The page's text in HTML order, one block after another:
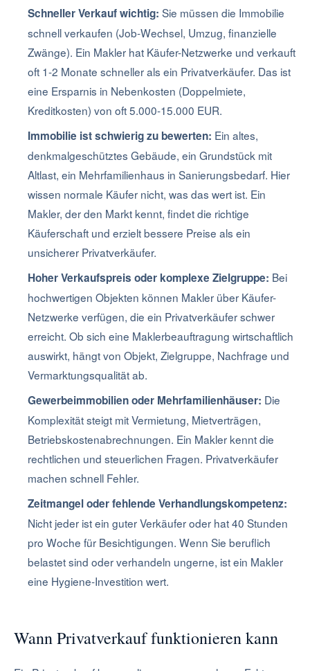
Schneller Verkauf wichtig: Sie müssen die Immobilie
schnell verkaufen (Job-Wechsel, Umzug, finanzielle
Zwänge). Ein Makler hat Käufer-Netzwerke und verkauft
oft 1-2 Monate schneller als ein Privatverkäufer. Das ist
eine Ersparnis in Nebenkosten (Doppelmiete,
Kreditkosten) von oft 5.000-15.000 EUR.
Immobilie ist schwierig zu bewerten: Ein altes,
denkmalgeschütztes Gebäude, ein Grundstück mit
Altlast, ein Mehrfamilienhaus in Sanierungsbedarf. Hier
wissen normale Käufer nicht, was das wert ist. Ein
Makler, der den Markt kennt, findet die richtige
Käuferschaft und erzielt bessere Preise als ein
unsicherer Privatverkäufer.
Hoher Verkaufspreis oder komplexe Zielgruppe: Bei
hochwertigen Objekten können Makler über Käufer-
Netzwerke verfügen, die ein Privatverkäufer schwer
erreicht. Ob sich eine Maklerbeauftragung wirtschaftlich
auswirkt, hängt von Objekt, Zielgruppe, Nachfrage und
Vermarktungsqualität ab.
Gewerbeimmobilien oder Mehrfamilienhäuser: Die
Komplexität steigt mit Vermietung, Mietverträgen,
Betriebskostenabrechnungen. Ein Makler kennt die
rechtlichen und steuerlichen Fragen. Privatverkäufer
machen schnell Fehler.
Zeitmangel oder fehlende Verhandlungskompetenz:
Nicht jeder ist ein guter Verkäufer oder hat 40 Stunden
pro Woche für Besichtigungen. Wenn Sie beruflich
belastet sind oder verhandeln ungerne, ist ein Makler
eine Hygiene-Investition wert.
Wann Privatverkauf funktionieren kann